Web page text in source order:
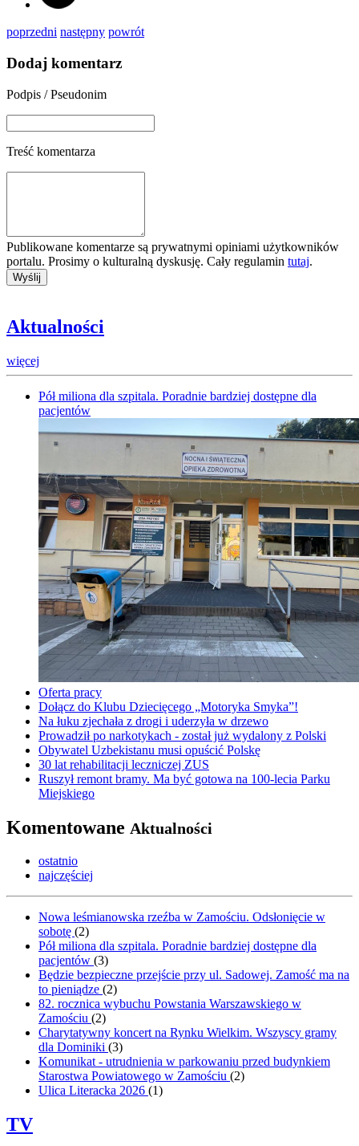
poprzedni następny powrót
Dodaj komentarz
Podpis / Pseudonim
Treść komentarza
Publikowane komentarze są prywatnymi opiniami użytkowników
portalu. Prosimy o kulturalną dyskusję. Cały regulamin tutaj.
Aktualności
więcej
Pół miliona dla szpitala. Poradnie bardziej dostępne dla
pacjentów
Oferta pracy
Dołącz do Klubu Dziecięcego „Motoryka Smyka”!
Na łuku zjechała z drogi i uderzyła w drzewo
Prowadził po narkotykach - został już wydalony z Polski
Obywatel Uzbekistanu musi opuścić Polskę
30 lat rehabilitacji leczniczej ZUS
Ruszył remont bramy. Ma być gotowa na 100-lecia Parku
Miejskiego
Komentowane Aktualności
ostatnio
najczęściej
Nowa leśmianowska rzeźba w Zamościu. Odsłonięcie w
sobotę (2)
Pół miliona dla szpitala. Poradnie bardziej dostępne dla
pacjentów (3)
Będzie bezpieczne przejście przy ul. Sadowej. Zamość ma na
to pieniądze (2)
82. rocznica wybuchu Powstania Warszawskiego w
Zamościu (2)
Charytatywny koncert na Rynku Wielkim. Wszyscy gramy
dla Dominiki (3)
Komunikat - utrudnienia w parkowaniu przed budynkiem
Starostwa Powiatowego w Zamościu (2)
Ulica Literacka 2026 (1)
TV